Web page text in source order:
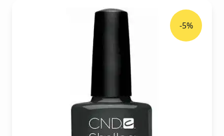
natuurlijke nagel. In deze categorie vind je
volledige professionele SHELLAC™
kleurenassortiment
voor salons en
nagelstylisten in België en Nederland.
CNDShellac.be, Belgium Oro Nails is
officiële CND™ verdeler en
in CND™ SHELLAC™. Combineer
je favoriete kleuren met CND™ SHELLAC™
base & top coats voor maximale
houdbaarheid en glans, of breid je services
-5%